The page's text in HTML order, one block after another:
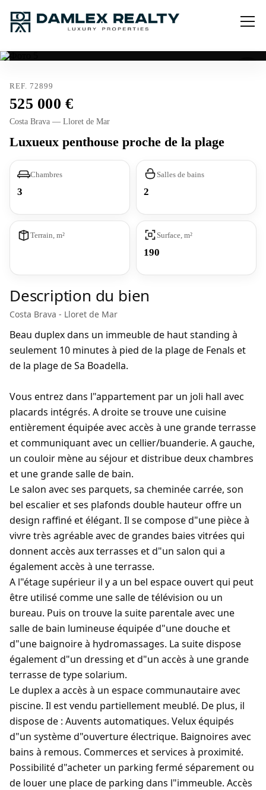
REF. 72899
525 000
Costa Brava — Lloret de Mar
Luxueux penthouse proche de la plage
Chambres
3
Salles de bains
2
Terrain, m² Surface, m²
190
Description du bien
Costa Brava - Lloret de Mar
Beau duplex dans un immeuble de haut standing à
seulement 10 minutes à pied de la plage de Fenals et
de la plage de Sa Boadella.
Vous entrez dans l"appartement par un joli hall avec
placards intégrés. A droite se trouve une cuisine
entièrement équipée avec accès à une grande terrasse
et communiquant avec un cellier/buanderie. A gauche,
un couloir mène au séjour et distribue deux chambres
et une grande salle de bain.
Le salon avec ses parquets, sa cheminée carrée, son
bel escalier et ses plafonds double hauteur offre un
design raffiné et élégant. Il se compose d"une pièce à
vivre très agréable avec de grandes baies vitrées qui
donnent accès aux terrasses et d"un salon qui a
également accès à une terrasse.
A l"étage supérieur il y a un bel espace ouvert qui peut
être utilisé comme une salle de télévision ou un
bureau. Puis on trouve la suite parentale avec une
salle de bain lumineuse équipée d"une douche et
d"une baignoire à hydromassages. La suite dispose
également d"un dressing et d"un accès à une grande
terrasse de type solarium.
Le duplex a accès à un espace communautaire avec
piscine. Il est vendu partiellement meublé. De plus, il
dispose de : Auvents automatiques. Velux équipés
d"un système d"ouverture électrique. Baignoires avec
bains à remous. Commerces et services à proximité.
Possibilité d"acheter un parking fermé séparement ou
de louer une place de parking dans l"immeuble. Accès